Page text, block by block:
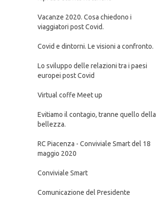
Vacanze 2020. Cosa chiedono i
viaggiatori post Covid.
Covid e dintorni. Le visioni a confronto.
Lo sviluppo delle relazioni tra i paesi
europei post Covid
Virtual coffe Meet up
Evitiamo il contagio, tranne quello della
bellezza.
RC Piacenza - Conviviale Smart del 18
maggio 2020
Conviviale Smart
Comunicazione del Presidente